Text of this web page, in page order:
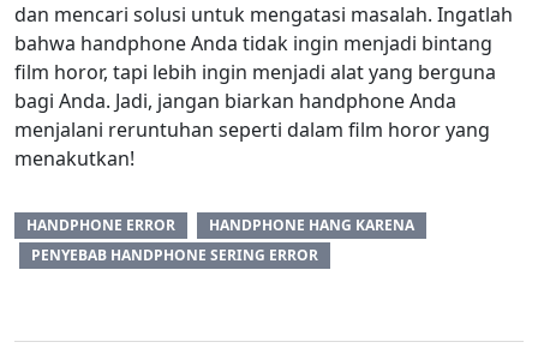
dan mencari solusi untuk mengatasi masalah. Ingatlah
bahwa handphone Anda tidak ingin menjadi bintang
film horor, tapi lebih ingin menjadi alat yang berguna
bagi Anda. Jadi, jangan biarkan handphone Anda
menjalani reruntuhan seperti dalam film horor yang
menakutkan!
HANDPHONE ERROR
HANDPHONE HANG KARENA
PENYEBAB HANDPHONE SERING ERROR